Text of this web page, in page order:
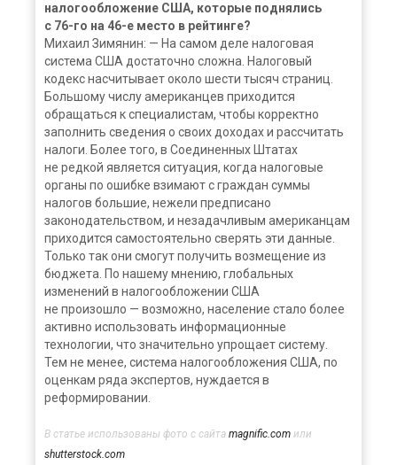
налогообложение США, которые поднялись
с 76-го на 46-е место в рейтинге?
Михаил Зимянин: — На самом деле налоговая
система США достаточно сложна. Налоговый
кодекс насчитывает около шести тысяч страниц.
Большому числу американцев приходится
обращаться к специалистам, чтобы корректно
заполнить сведения о своих доходах и рассчитать
налоги. Более того, в Соединенных Штатах
не редкой является ситуация, когда налоговые
органы по ошибке взимают с граждан суммы
налогов большие, нежели предписано
законодательством, и незадачливым американцам
приходится самостоятельно сверять эти данные.
Только так они смогут получить возмещение из
бюджета. По нашему мнению, глобальных
изменений в налогообложении США
не произошло — возможно, население стало более
активно использовать информационные
технологии, что значительно упрощает систему.
Тем не менее, система налогообложения США, по
оценкам ряда экспертов, нуждается в
реформировании.
В статье использованы фото с сайта magnific.com или
shutterstock.com